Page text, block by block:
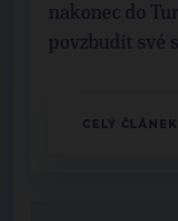
nakonec do
povzbudit své
CELÝ ČLÁNEK